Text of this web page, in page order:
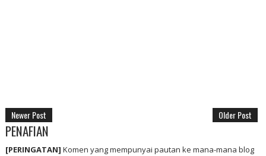
Newer Post Older Post
PENAFIAN
[PERINGATAN] Komen yang mempunyai pautan ke mana-mana blog